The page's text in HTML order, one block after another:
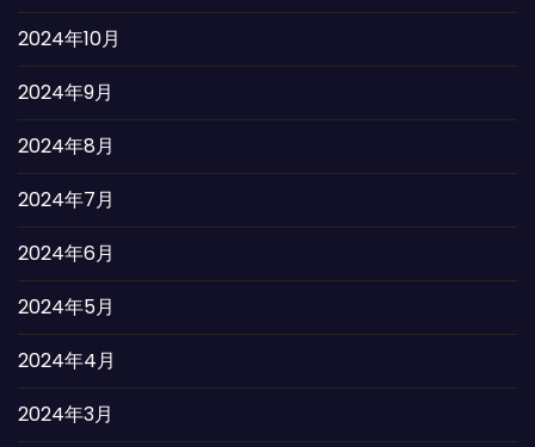
2024年10月
2024年9月
2024年8月
2024年7月
2024年6月
2024年5月
2024年4月
2024年3月